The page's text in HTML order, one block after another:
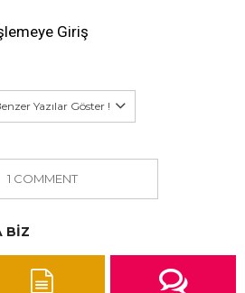
Giriş
Yazılar Göster !
1 COMMENT
BIZ